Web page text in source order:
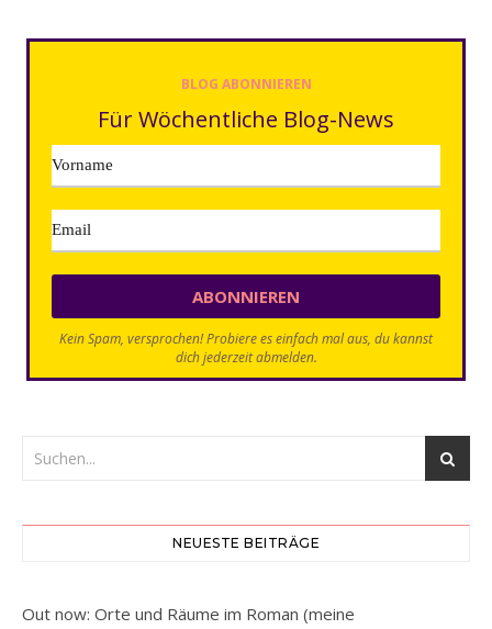
BLOG ABONNIEREN
Für Wöchentliche Blog-News
Kein Spam, versprochen! Probiere es einfach mal aus, du kannst
dich jederzeit abmelden.
NEUESTE BEITRÄGE
Out now: Orte und Räume im Roman (meine